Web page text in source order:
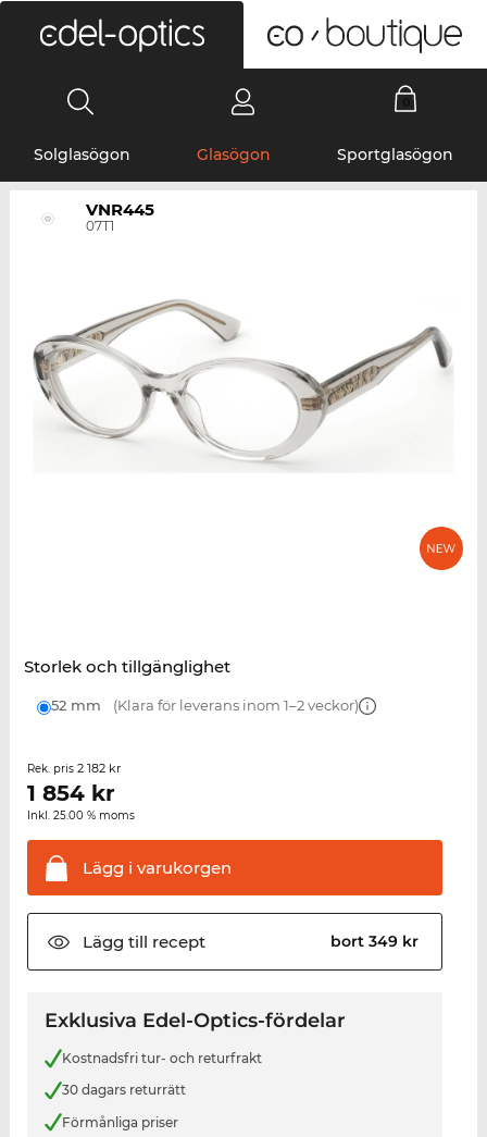
Solglasögon Glasögon Sportglasögon
VNR445
07T1
Storlek och tillgänglighet
52 mm (Klara för leverans inom 1–2 veckor)
Rek. pris 2 182 kr
1 854kr
Inkl. 25.00 % moms
Lägg i varukorgen
Lägg till recept bort 349 kr
Exklusiva Edel-Optics-fördelar
Kostnadsfri tur- och returfrakt
30 dagars returrätt
Förmånliga priser